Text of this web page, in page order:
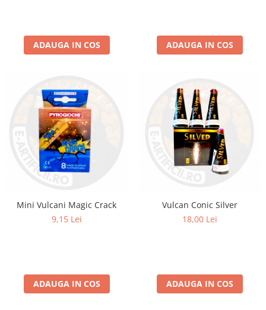
ADAUGA IN COS ADAUGA IN COS
Mini Vulcani Magic Crack
9,15 Lei
ADAUGA IN COS
Vulcan Conic Silver
18,00 Lei
ADAUGA IN COS